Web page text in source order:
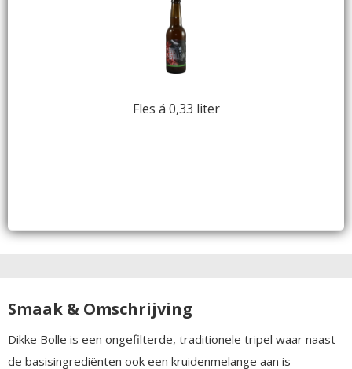
Fles á 0,33 liter
Smaak & Omschrijving
Dikke Bolle is een ongefilterde, traditionele tripel waar naast
de basisingrediënten ook een kruidenmelange aan is